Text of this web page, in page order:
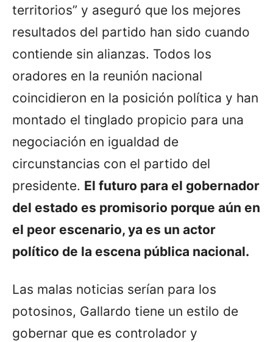
territorios” y aseguró que los mejores
resultados del partido han sido cuando
contiende sin alianzas. Todos los
oradores en la reunión nacional
coincidieron en la posición política y han
montado el tinglado propicio para una
negociación en igualdad de
circunstancias con el partido del
presidente. El futuro para el gobernador
del estado es promisorio porque aún en
el peor escenario, ya es un actor
político de la escena pública nacional.
Las malas noticias serían para los
potosinos, Gallardo tiene un estilo de
gobernar que es controlador y